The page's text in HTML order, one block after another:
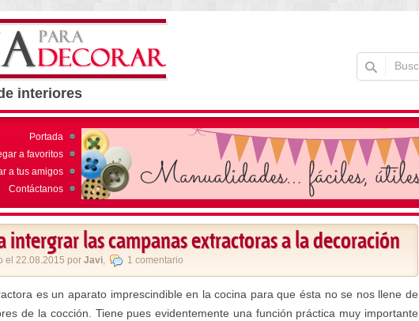
interiores
Portada
a favoritos
a tus amigos
Contáctanos
intergrar las campanas extractoras a la decoración
el 22.08.2015 por Javi, 1 comentario
es un aparato imprescindible en la cocina para que ésta no se nos llene de
de la cocción. Tiene pues evidentemente una función práctica muy importante